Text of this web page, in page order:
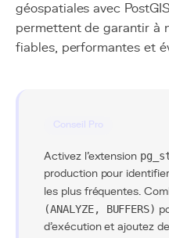
géospatiales avec
permettent de garantir à
fiables, performantes et
Conseil Pro
Activez l'extension
production pour
les plus fréquentes.
(ANALYZE, BUFFERS)
d'exécution et ajoutez